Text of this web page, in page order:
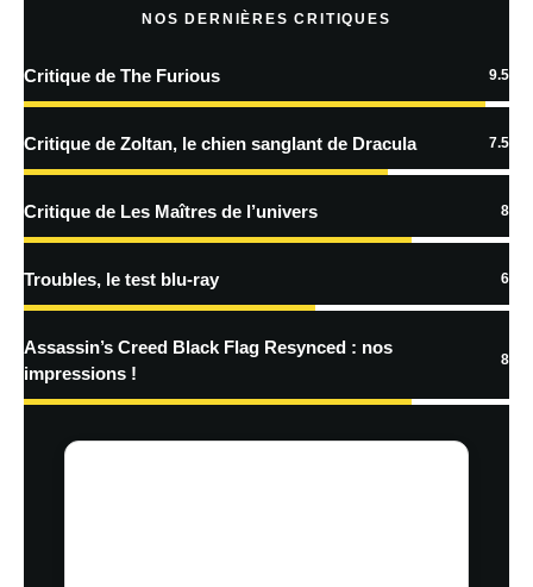
plus sur la façon dont les données de vos commentaires sont
NOS DERNIÈRES CRITIQUES
Critique de The Furious 9.5
Critique de Zoltan, le chien sanglant de Dracula 7.5
Critique de Les Maîtres de l’univers 8
Troubles, le test blu-ray 6
Assassin’s Creed Black Flag Resynced : nos
impressions !
8